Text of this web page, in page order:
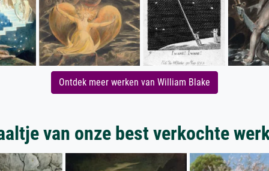
Ontdek meer werken van William Blake
van onze best verkochte